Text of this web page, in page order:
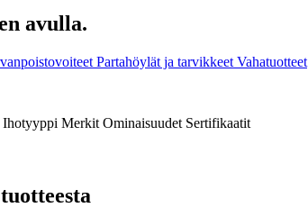
avulla.
Partahöylät ja tarvikkeet Vahatuotteet
Ihotyyppi Merkit Ominaisuudet Sertifikaatit